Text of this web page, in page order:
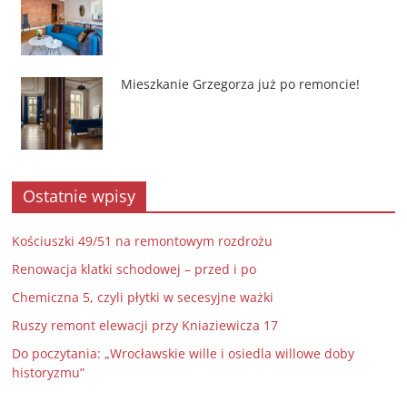
Mieszkanie Grzegorza już po remoncie!
Ostatnie wpisy
Kościuszki 49/51 na remontowym rozdrożu
Renowacja klatki schodowej – przed i po
Chemiczna 5, czyli płytki w secesyjne ważki
Ruszy remont elewacji przy Kniaziewicza 17
Do poczytania: „Wrocławskie wille i osiedla willowe doby
historyzmu”